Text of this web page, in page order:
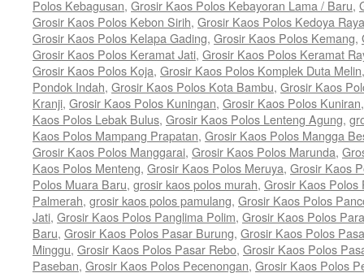
Polos Kebagusan, Grosir Kaos Polos Kebayoran Lama / Baru,
Grosir Kaos Polos Kebon Sirih, Grosir Kaos Polos Kedoya Raya
Grosir Kaos Polos Kelapa Gading, Grosir Kaos Polos Kemang,
Grosir Kaos Polos Keramat Jati, Grosir Kaos Polos Keramat
Grosir Kaos Polos Koja, Grosir Kaos Polos Komplek Duta Melin
Pondok Indah, Grosir Kaos Polos Kota Bambu, Grosir Kaos
Kranji, Grosir Kaos Polos Kuningan, Grosir Kaos Polos Kuniran
Kaos Polos Lebak Bulus, Grosir Kaos Polos Lenteng Agung,
Kaos Polos Mampang Prapatan, Grosir Kaos Polos Mangga
Grosir Kaos Polos Manggarai, Grosir Kaos Polos Marunda,
Kaos Polos Menteng, Grosir Kaos Polos Meruya, Grosir Kaos
Polos Muara Baru, grosir kaos polos murah, Grosir Kaos Polos
Palmerah, grosir kaos polos pamulang, Grosir Kaos Polos
Jati, Grosir Kaos Polos Panglima Polim, Grosir Kaos Polos
Baru, Grosir Kaos Polos Pasar Burung, Grosir Kaos Polos
Minggu, Grosir Kaos Polos Pasar Rebo, Grosir Kaos Polos
Paseban, Grosir Kaos Polos Pecenongan, Grosir Kaos Polos